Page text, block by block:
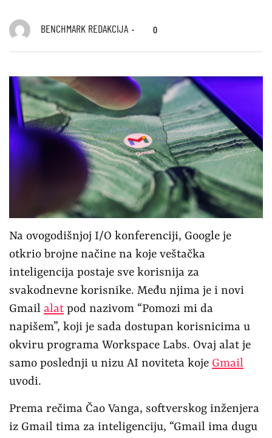
BENCHMARK REDAKCIJA 0
Na ovogodišnjoj I/O konferenciji, Google je
otkrio brojne načine na koje veštačka
inteligencija postaje sve korisnija za
svakodnevne korisnike. Među njima je i novi
Gmail alat pod nazivom “Pomozi mi da
napišem”, koji je sada dostupan korisnicima u
okviru programa Workspace Labs. Ovaj alat je
samo poslednji u nizu AI noviteta koje Gmail
uvodi.
Prema rečima Čao Vanga, softverskog inženjera
iz Gmail tima za inteligenciju, “Gmail ima dugu